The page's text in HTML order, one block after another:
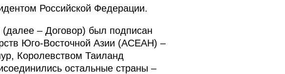
Российской Федерации.
– Договор) был подписан
Юго-Восточной Азии (АСЕАН) –
Королевством Таиланд
остальные страны –